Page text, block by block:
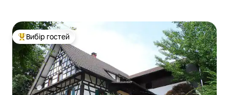
Топ вибір гостей
Вибір гостей